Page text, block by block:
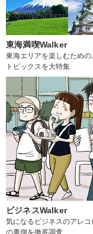
東海満喫Walker
東海エリアを楽しむため
トピックスを大特集
ビジネスWalker
気になるビジネスのアレコ